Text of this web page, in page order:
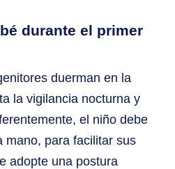
durante el primer
duerman en la
la vigilancia nocturna y
el niño debe
mano, para facilitar sus
adopte una postura